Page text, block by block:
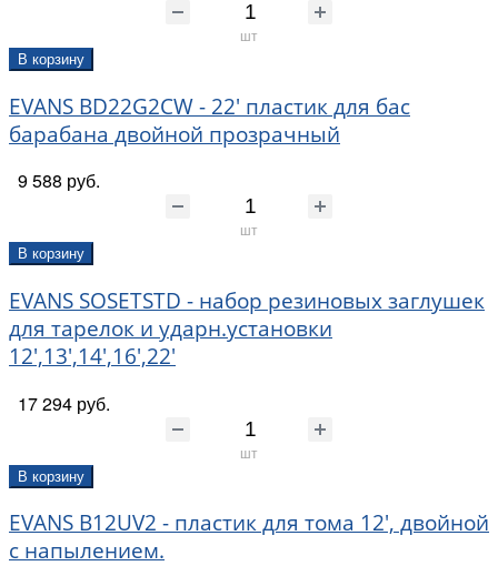
шт
В корзину
EVANS BD22G2CW - 22' пластик для бас
барабана двойной прозрачный
9 588 руб.
шт
В корзину
EVANS SOSETSTD - набор резиновых заглушек
для тарелок и ударн.установки
12',13',14',16',22'
17 294 руб.
шт
В корзину
EVANS B12UV2 - пластик для тома 12', двойной
с напылением.